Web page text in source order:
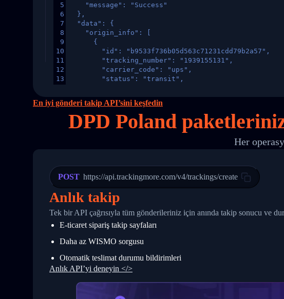
5
6
7
8
9
10
11
12
13
16
24
25
26
27
28
29
31
32
34
    "message": "Success"
  },
  "data": {
    "origin_info": [
      {
        "id": "b9533f736b05d563c71231cdd79b2a57",
        "tracking_number": "1939155131",
        "carrier_code": "ups",
        "status": "transit",
        "itemTimeLength": 2,
        "weblink": "",
        "phone": null,
"Details": "Departed Facility in HONG
          },
          {
            "Date": "2017-03-06 15:28:00",
"StatusDescription": "Shipment picked
"Details": "BEIJING-CHINA,PEOPLES
          }
      }
    ]
}
En iyi gönderi takip API’sini keşfedin
DPD Poland
Her
POST https://api.trackingmore.com/v4/trackings/create
Anlık takip
Tek bir API çağrısıyla tüm gönderileriniz için anında takip sonucu ve
E-ticaret sipariş takip sayfaları
Daha az WISMO sorgusu
Otomatik teslimat durumu bildirimleri
Anlık API’yi deneyin </>